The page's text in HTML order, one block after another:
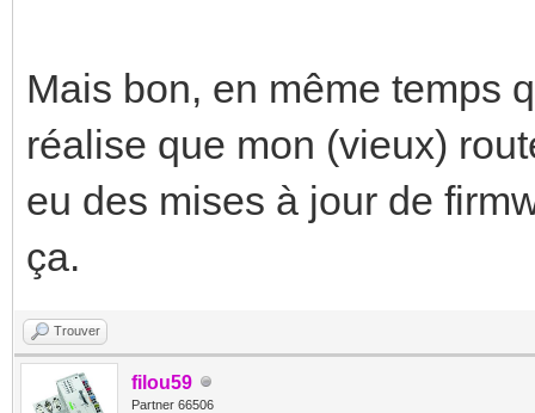
Mais bon, en même temps
réalise que mon (vieux)
eu des mises à jour de
ça.
Trouver
filou59
Partner 66506